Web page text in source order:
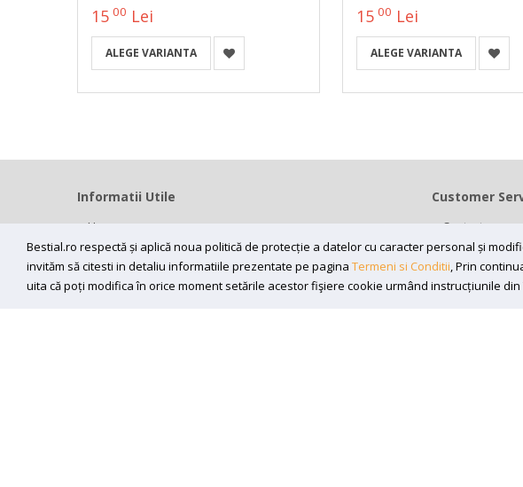
15 00 Lei
ALEGE VARIANTA
15 00 Lei
ALEGE VARIANTA
Bestial.ro respectă și aplică noua politică de protecție a datelor cu caracter personal și
invităm să citesti in detaliu informatiile prezentate pe pagina Termeni si Conditii, Prin
uita că poți modifica în orice moment setările acestor fişiere cookie urmând instrucțiunile din
Informatii Utile
Home
Modalitati livrare
Efectuarea platii
ANPC
Customer
Contact
Termeni si
Contul meu